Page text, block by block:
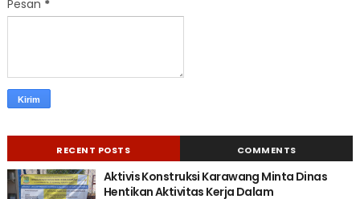
Pesan *
RECENT POSTS COMMENTS
Aktivis Konstruksi Karawang Minta Dinas
Hentikan Aktivitas Kerja Dalam